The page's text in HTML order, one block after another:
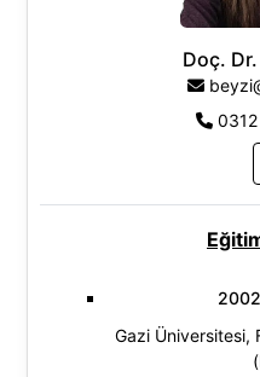
Doç. Dr.
Gazi Üniversitesi,